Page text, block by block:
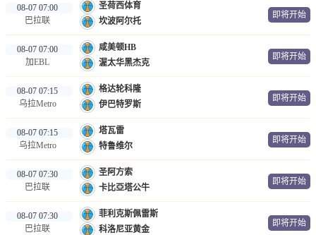
08-07 07:00
巴拉联
圣荷西体育
坎波阿尔托
即将开始
08-07 07:00
加EBL
咸美顿HB
渥太华黑杰克
即将开始
08-07 07:15
乌拉Metro
格达轮科隆
伊巴特罗斯
即将开始
08-07 07:15
乌拉Metro
塔瓦雷
特鲁维尔
即将开始
08-07 07:30
巴拉联
圣阿方索
卡比亞塔公牛
即将开始
08-07 07:30
巴拉联
菲利克斯佩雷斯
科洛尼亚黄金
即将开始